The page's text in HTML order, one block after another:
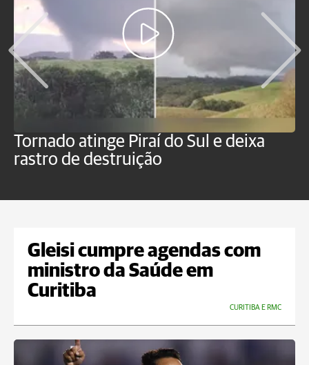
Tornado atinge Piraí do Sul e deixa
rastro de destruição
Gleisi cumpre agendas com
ministro da Saúde em
Curitiba
CURITIBA E RMC